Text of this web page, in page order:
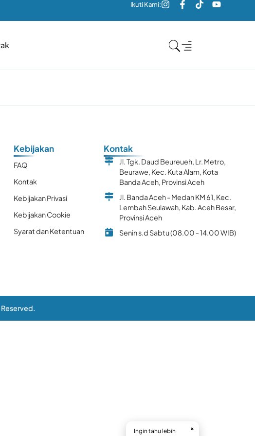
Ikuti Kami:
Kebijakan
FAQ
Kontak
Kebijakan Privasi
Kebijakan Cookie
Syarat dan Ketentuan
Kontak
Jl. Tgk. Daud Beureueh, Lr. Metro,
Beurawe, Kec. Kuta Alam, Kota
Banda Aceh, Provinsi Aceh
Jl. Banda Aceh - Medan KM 61, Kec.
Lembah Seulawah, Kab. Aceh Besar,
Provinsi Aceh
Senin s.d Sabtu (08.00 - 14.00 WIB)
Reserved.
Ingin tahu lebih
×